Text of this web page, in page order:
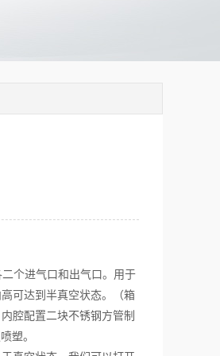
个进气口和出气口。用于
可达到半真空状态。（箱
腔配置二块不锈钢方管制
塑。